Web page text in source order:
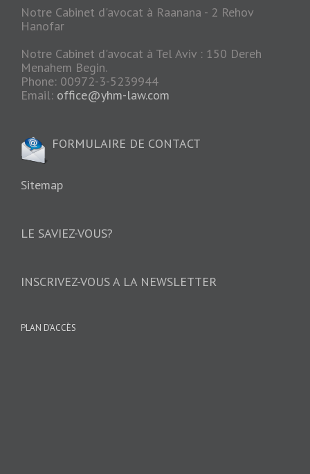
Notre Cabinet d'avocat à Raanana - 2 Rehov
Hanofar
Notre Cabinet d'avocat à Tel Aviv : 150 Dereh
Menahem Begin.
Phone: 00972-3-5239944
Email: office@yhm-law.com
FORMULAIRE DE CONTACT
Sitemap
LE SAVIEZ-VOUS?
INSCRIVEZ-VOUS A LA NEWSLETTER
PLAN D’ACCÈS